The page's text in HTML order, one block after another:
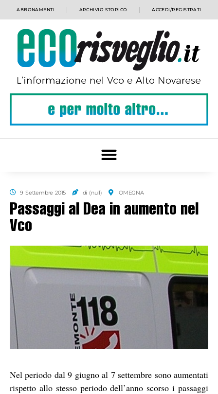
ABBONAMENTI ARCHIVIO STORICO ACCEDI/REGISTRATI
9 Settembre 2015 di (null) OMEGNA
Passaggi al Dea in aumento nel
Vco
Nel periodo dal 9 giugno al 7 settembre sono aumentati
rispetto allo stesso periodo dell’anno scorso i passaggi